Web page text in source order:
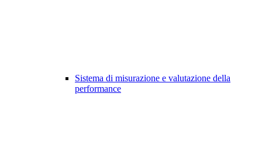
Sistema di misurazione e valutazione della
performance